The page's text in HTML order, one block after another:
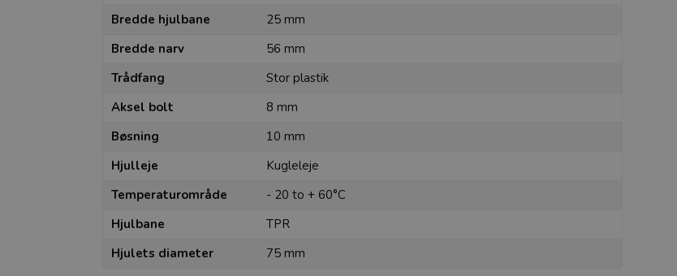
Bredde hjulbane
25 mm
Bredde narv
56 mm
Trådfang
Stor plastik
Aksel bolt
8 mm
Bøsning
10 mm
Hjulleje
Kugleleje
Temperaturområde
- 20 to + 60°C
Hjulbane
TPR
Hjulets diameter
75 mm